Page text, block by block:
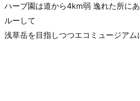
ハーブ園は道から4km弱 逸れた所に
ルーして
浅草岳を目指しつつエコミュージアム